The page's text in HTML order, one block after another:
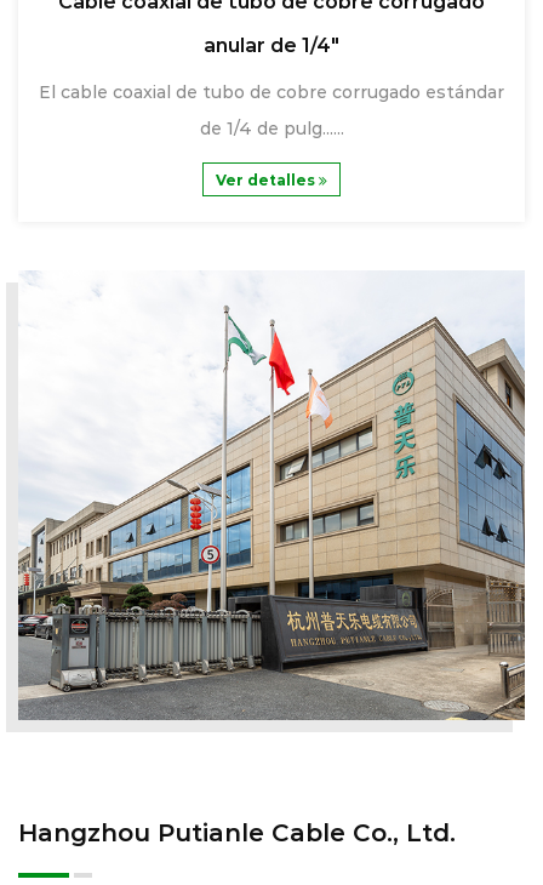
anular de 1/4"
El cable coaxial de tubo de cobre corrugado estándar
de 1/4 de pulg......
Ver detalles
Hangzhou Putianle Cable Co., Ltd.